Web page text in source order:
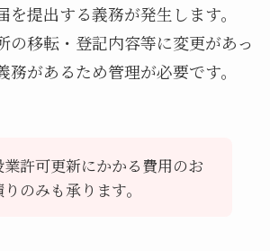
を提出する義務が発生します。
の移転・登記内容等に変更があっ
務があるため管理が必要です。
業許可更新にかかる費用のお
りのみも承ります。